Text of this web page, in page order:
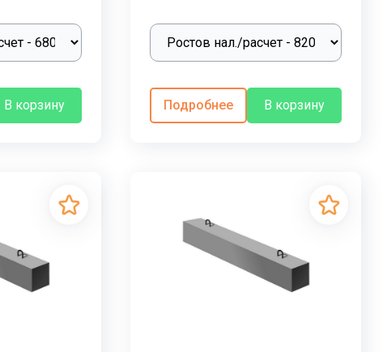
В корзину Подробнее В корзину